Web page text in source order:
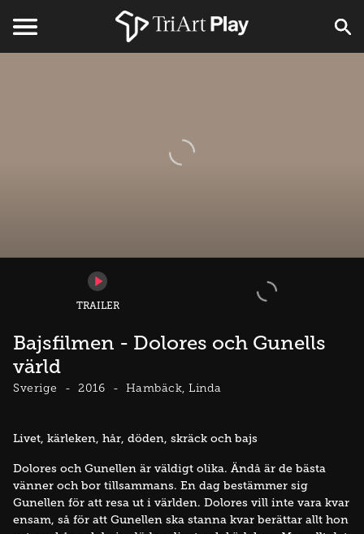
TRAILER
Bajsfilmen - Dolores och Gunells
värld
Sverige 2016 Hambäck, Linda
Livet, kärleken, hår, döden, skräck och bajs
Dolores och Gunellen är väldigt olika. Ändå är de bästa
vänner och bor tillsammans. En dag bestämmer sig
Gunellen för att resa ut i världen. Dolores vill inte vara kvar
ensam, så för att Gunellen ska stanna kvar berättar allt hon